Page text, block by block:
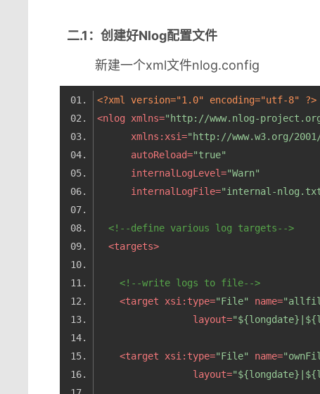
二.1 ：创建好Nlog配置文件
新建一个xml文件nlog.config
<?xml version="1.0" encoding="utf-8" ?>
<nlog xmlns="http://www.nlog-
xmlns:xsi="http://www.w3.org/2001/
autoReload="true"
internalLogLevel="Warn"
internalLogFile="internal-
<!--define various log targets-->
<targets>
<!--write logs to file-->
<target xsi:type="File" name=
layout=
<target xsi:type="File" name=
layout=